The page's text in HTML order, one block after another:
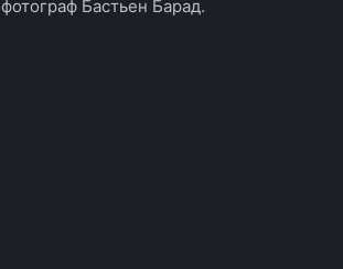
фотограф Бастьен Барад.